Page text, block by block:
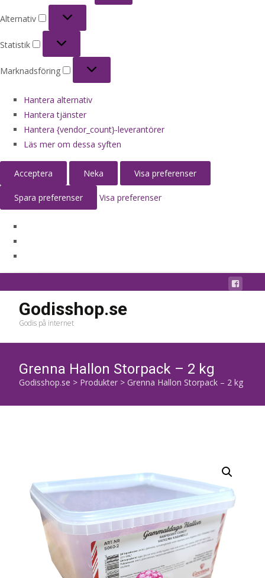
Alternativ
Statistik
Marknadsföring
Hantera alternativ
Hantera tjänster
Hantera {vendor_count}-leverantörer
Läs mer om dessa syften
Acceptera Neka Visa preferenser
Spara preferenser Visa preferenser
Godisshop.se
Godis på internet
Grenna Hallon Storpack – 2 kg
Godisshop.se > Produkter > Grenna Hallon Storpack – 2 kg